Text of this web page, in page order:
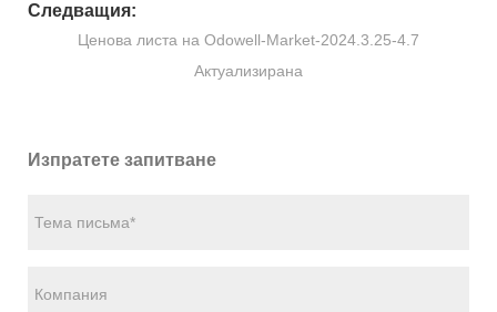
Следващия:
Ценова листа на Odowell-Market-2024.3.25-4.7
Актуализирана
Изпратете запитване